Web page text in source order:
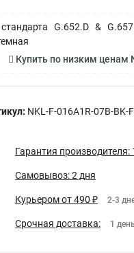
G.652.D &
Купить по низким ценам
NKL-F-016A1R-07B-BK-
Гарантия производителя:
Самовывоз: 2 дня
Курьером от 490 ₽ 2-3
Срочная доставка: 1 день